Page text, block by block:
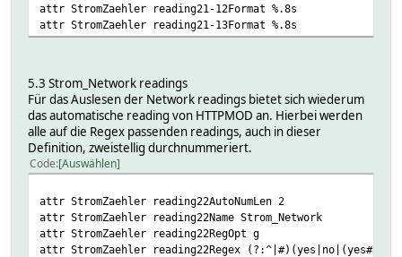
attr StromZaehler reading21-12Format %.8s
attr StromZaehler reading21-13Format %.8s
5.3 Strom_Network readings
Für das Auslesen der Network readings bietet sich wiederum
das automatische reading von HTTPMOD an. Hierbei werden
alle auf die Regex passenden readings, auch in dieser
Definition, zweistellig durchnummeriert.
Code Auswählen
attr StromZaehler reading22AutoNumLen 2
attr StromZaehler reading22Name Strom_Network
attr StromZaehler reading22RegOpt g
attr StromZaehler reading22Regex